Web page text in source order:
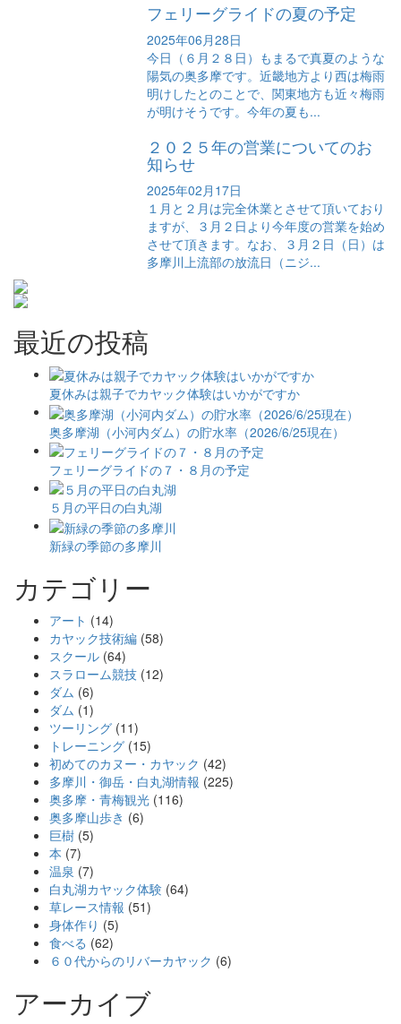
フェリーグライドの夏の予定
2025年06月28日
今日（６月２８日）もまるで真夏のような
陽気の奥多摩です。近畿地方より西は梅雨
明けしたとのことで、関東地方も近々梅雨
が明けそうです。今年の夏も...
２０２５年の営業についてのお
知らせ
2025年02月17日
１月と２月は完全休業とさせて頂いており
ますが、３月２日より今年度の営業を始め
させて頂きます。なお、３月２日（日）は
多摩川上流部の放流日（ニジ...
最近の投稿
夏休みは親子でカヤック体験はいかがですか
奥多摩湖（小河内ダム）の貯水率（2026/6/25現在）
フェリーグライドの７・８月の予定
５月の平日の白丸湖
新緑の季節の多摩川
カテゴリー
アート (14)
カヤック技術編 (58)
スクール (64)
スラローム競技 (12)
ダム (6)
ダム (1)
ツーリング (11)
トレーニング (15)
初めてのカヌー・カヤック (42)
多摩川・御岳・白丸湖情報 (225)
奥多摩・青梅観光 (116)
奥多摩山歩き (6)
巨樹 (5)
本 (7)
温泉 (7)
白丸湖カヤック体験 (64)
草レース情報 (51)
身体作り (5)
食べる (62)
６０代からのリバーカヤック (6)
アーカイブ